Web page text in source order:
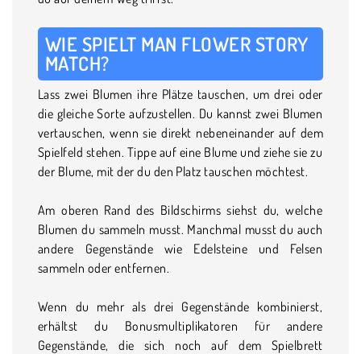
WIE SPIELT MAN FLOWER STORY
MATCH?
Lass zwei Blumen ihre Plätze tauschen, um drei oder
die gleiche Sorte aufzustellen. Du kannst zwei Blumen
vertauschen, wenn sie direkt nebeneinander auf dem
Spielfeld stehen. Tippe auf eine Blume und ziehe sie zu
der Blume, mit der du den Platz tauschen möchtest.
Am oberen Rand des Bildschirms siehst du, welche
Blumen du sammeln musst. Manchmal musst du auch
andere Gegenstände wie Edelsteine und Felsen
sammeln oder entfernen.
Wenn du mehr als drei Gegenstände kombinierst,
erhältst du Bonusmultiplikatoren für andere
Gegenstände, die sich noch auf dem Spielbrett